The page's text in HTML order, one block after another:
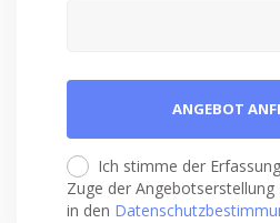
Ich stimme der
Zuge der
in den